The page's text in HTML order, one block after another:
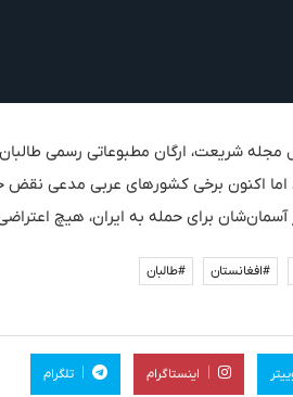
مجله شریعت، ارگان مطبوعاتی رسمی
اما اکنون برخی کشورهای عربی مدعی
آسمان‌شان برای حمله به ایران، هیچ
#افغانستان #طالبان
اینستاگرام تلگرام